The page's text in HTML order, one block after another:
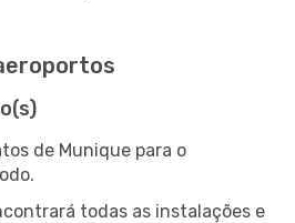
de Munique para o
todas as instalações e